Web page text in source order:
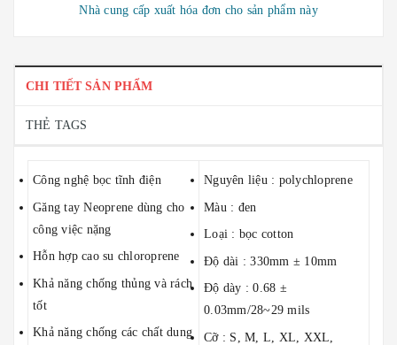
Nhà cung cấp xuất hóa đơn cho sản phẩm này
CHI TIẾT SẢN PHẨM
THẺ TAGS
Công nghệ bọc tĩnh điện
Găng tay Neoprene dùng cho
công việc nặng
Hỗn hợp cao su chloroprene
Khả năng chống thủng và rách
tốt
Khả năng chống các chất dung
Nguyên liệu : polychloprene
Màu : đen
Loại : bọc cotton
Độ dài : 330mm ± 10mm
Độ dày : 0.68 ±
0.03mm/28~29 mils
Cỡ : S, M, L, XL, XXL,